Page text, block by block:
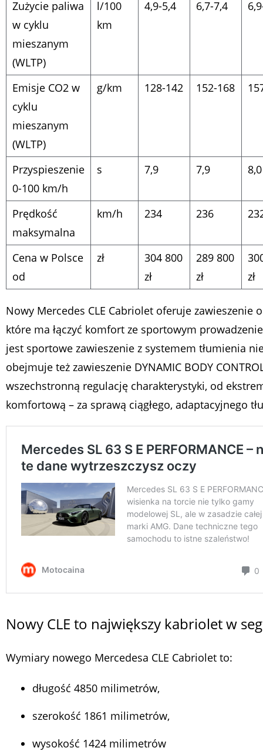
Zużycie paliwa
w cyklu
mieszanym
(WLTP)
l/100
km
4,9-5,4 6,7-7,4
Emisje CO2 w
cyklu
mieszanym
(WLTP)
g/km 128-142 152-168
Przyspieszenie
0-100 km/h
s 7,9 7,9 8,0
Prędkość
maksymalna
km/h 234 236
Cena w Polsce
od
zł
304 800
zł
289 800
zł
zł
Nowy Mercedes CLE Cabriolet oferuje zawieszenie
które ma łączyć komfort ze sportowym
jest sportowe zawieszenie z systemem tłumienia
obejmuje też zawieszenie DYNAMIC BODY
wszechstronną regulację charakterystyki, od
komfortową – za sprawą ciągłego, adaptacyjnego
Nowy CLE to największy kabriolet w
Wymiary nowego Mercedesa CLE Cabriolet to:
długość 4850 milimetrów,
szerokość 1861 milimetrów,
wysokość 1424 milimetrów